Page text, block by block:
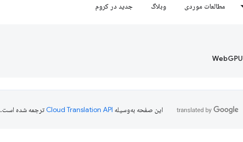
مطالعات موردی وبلاگ جدید در کروم
WebGPU
این صفحه به‌وسیله ترجمه شده است.